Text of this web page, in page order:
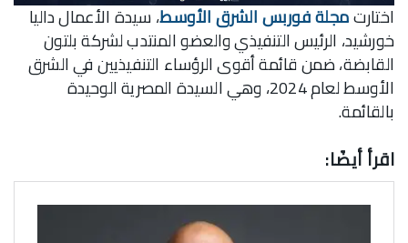
اختارتمجلة فوربس الشرق الأوسط، سيدة الأعمال داليا
خورشيد، الرئيس التنفيذي والعضو المنتدب لشركة بلتون
القابضة، ضمن قائمة أقوى الرؤساء التنفيذيين في الشرق
الأوسط لعام 2024، وهي السيدة المصرية الوحيدة
بالقائمة.
اقرأ أيضًا: